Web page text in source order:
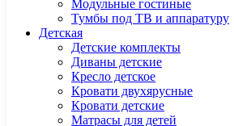
Модульные гостиные
Тумбы под ТВ и аппаратуру
Детская
Детские комплекты
Диваны детские
Кресло детское
Кровати двухярусные
Кровати детские
Матрасы для детей